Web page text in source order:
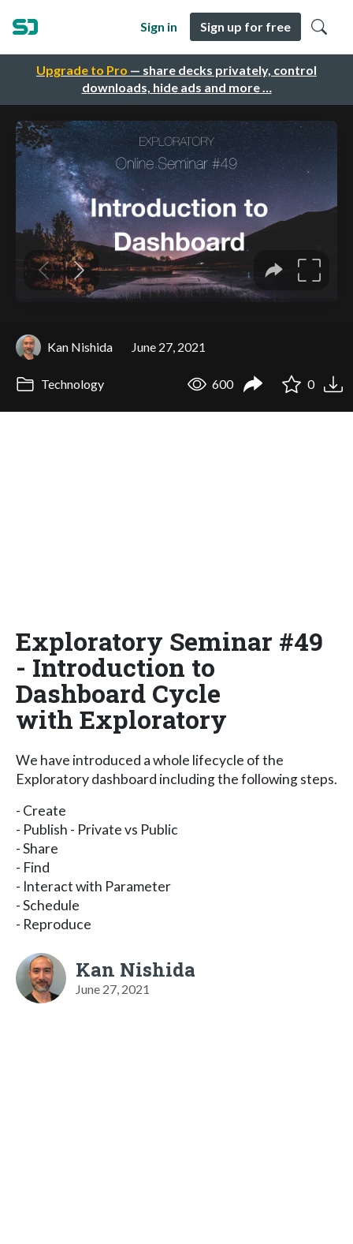
Upgrade to Pro — share decks privately, control
downloads, hide ads and more …
Sign in Sign up for free
Kan Nishida June 27, 2021
Technology 600 0
Exploratory Seminar #49
- Introduction to
Dashboard Cycle
with Exploratory
We have introduced a whole lifecycle of the
Exploratory dashboard including the following steps.
- Create
- Publish - Private vs Public
- Share
- Find
- Interact with Parameter
- Schedule
- Reproduce
Kan Nishida
June 27, 2021